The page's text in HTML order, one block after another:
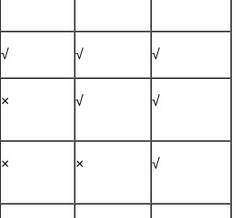
√ √ √
× √ √
× × √